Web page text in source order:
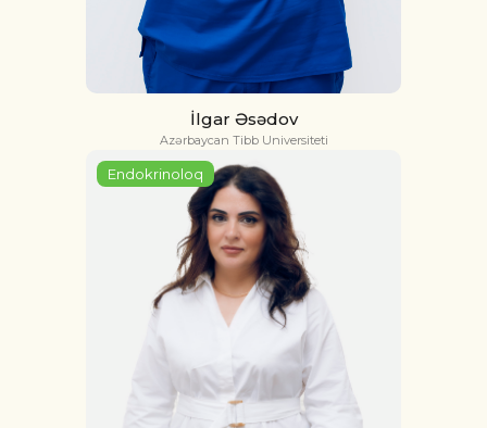
İlgar Əsədov
Azərbaycan Tibb Universiteti
Endokrinoloq